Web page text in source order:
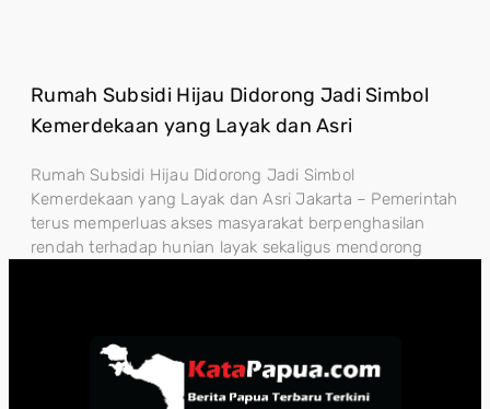
Rumah Subsidi Hijau Didorong Jadi Simbol
Kemerdekaan yang Layak dan Asri
Rumah Subsidi Hijau Didorong Jadi Simbol
Kemerdekaan yang Layak dan Asri Jakarta – Pemerintah
terus memperluas akses masyarakat berpenghasilan
rendah terhadap hunian layak sekaligus mendorong